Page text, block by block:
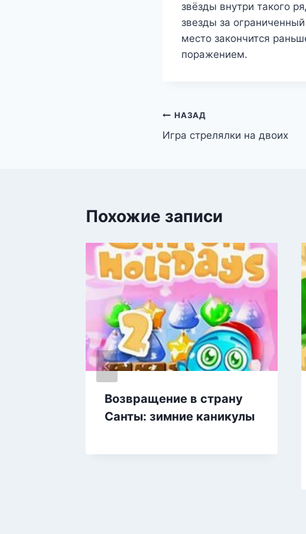
звёзды внутри такого
звезды за
место закончится
поражением.
Навигация
по
НАЗАД
Игра стрелялки на двоих
Похожие записи
Возвращение в страну
Санты: зимние каникулы